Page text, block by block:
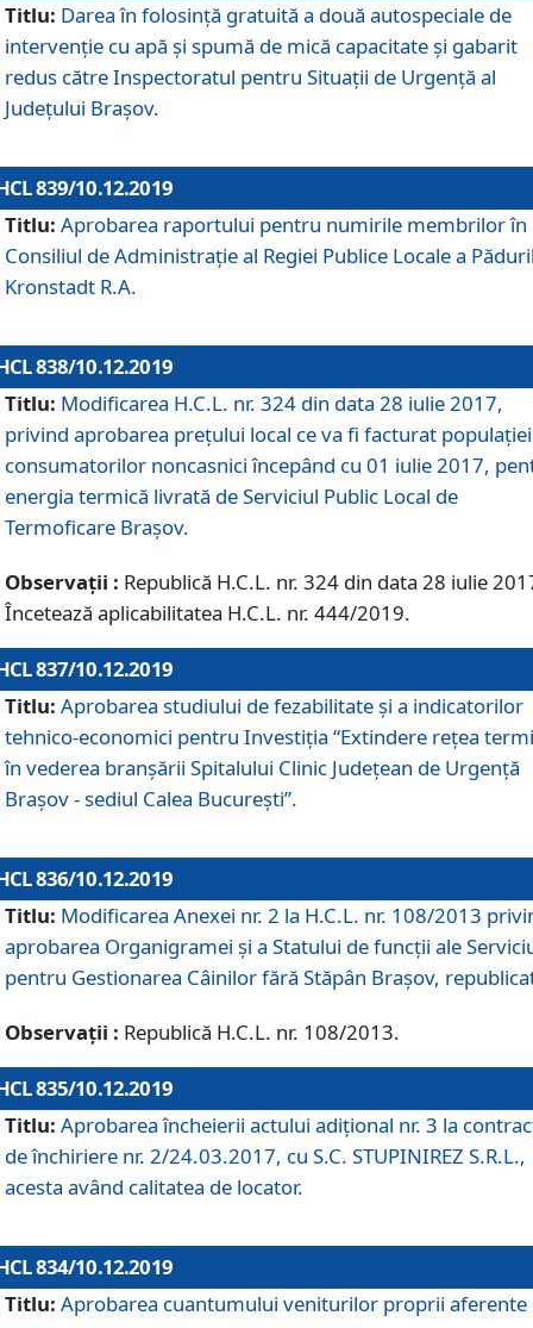
Titlu: Darea în folosință gratuită a două autospeciale de
intervenție cu apă și spumă de mică capacitate și gabarit
redus către Inspectoratul pentru Situaţii de Urgenţă al
Judeţului Brașov.
839/10.12.2019
Titlu: Aprobarea raportului pentru numirile membrilor în
Consiliul de Administraţie al Regiei Publice Locale a
Kronstadt R.A.
838/10.12.2019
Titlu: Modificarea H.C.L. nr. 324 din data 28 iulie 2017,
privind aprobarea preţului local ce va fi facturat
consumatorilor noncasnici începând cu 01 iulie 2017,
energia termică livrată de Serviciul Public Local de
Termoficare Braşov.
Observații : Republică H.C.L. nr. 324 din data 28 iulie
Încetează aplicabilitatea H.C.L. nr. 444/2019.
837/10.12.2019
Titlu: Aprobarea studiului de fezabilitate și a indicatorilor
tehnico-economici pentru Investiția “Extindere rețea
în vederea branșării Spitalului Clinic Județean de Urgență
Brașov - sediul Calea București”.
836/10.12.2019
Titlu: Modificarea Anexei nr. 2 la H.C.L. nr. 108/2013
aprobarea Organigramei şi a Statului de funcții ale
pentru Gestionarea Câinilor fără Stăpân Brașov,
Observații : Republică H.C.L. nr. 108/2013.
835/10.12.2019
Titlu: Aprobarea încheierii actului adițional nr. 3 la
de închiriere nr. 2/24.03.2017, cu S.C. STUPINIREZ S.R.L.,
acesta având calitatea de locator.
834/10.12.2019
Titlu: Aprobarea cuantumului veniturilor proprii aferente